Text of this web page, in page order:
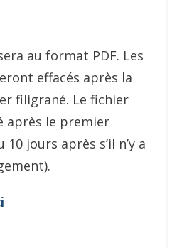
au format PDF. Les
effacés après la
filigrané. Le fichier
après le premier
jours après s’il n’y a